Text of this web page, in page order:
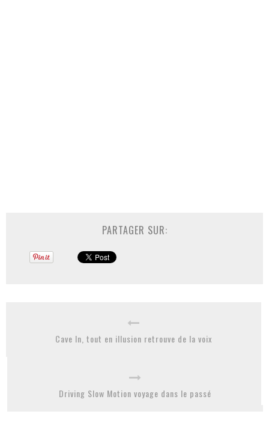
PARTAGER SUR:
Cave In, tout en illusion retrouve de la voix
Driving Slow Motion voyage dans le passé